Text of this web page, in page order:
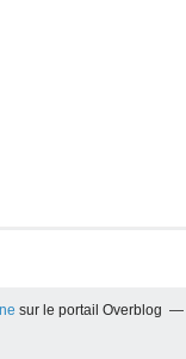
sur le portail Overblog